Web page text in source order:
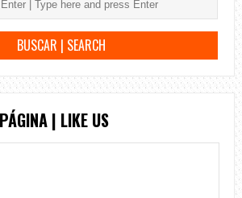
| LIKE US